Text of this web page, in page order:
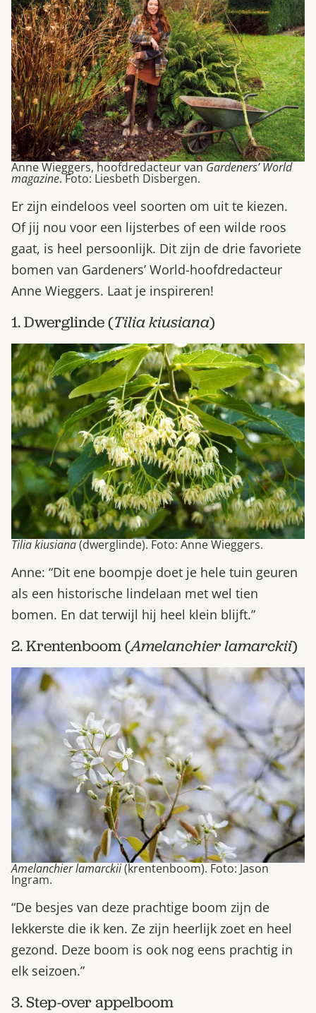
Anne Wieggers, hoofdredacteur van Gardeners’ World
magazine. Foto: Liesbeth Disbergen.
Er zijn eindeloos veel soorten om uit te kiezen.
Of jij nou voor een lijsterbes of een wilde roos
gaat, is heel persoonlijk. Dit zijn de drie favoriete
bomen van Gardeners’ World-hoofdredacteur
Anne Wieggers. Laat je inspireren!
1. Dwerglinde (Tilia kiusiana)
Tilia kiusiana(dwerglinde). Foto: Anne Wieggers.
Anne: “Dit ene boompje doet je hele tuin geuren
als een historische lindelaan met wel tien
bomen. En dat terwijl hij heel klein blijft.”
2. Krentenboom (Amelanchier lamarckii)
Amelanchier lamarckii(krentenboom). Foto: Jason
Ingram.
“De besjes van deze prachtige boom zijn de
lekkerste die ik ken. Ze zijn heerlijk zoet en heel
gezond. Deze boom is ook nog eens prachtig in
elk seizoen.”
3. Step-over appelboom